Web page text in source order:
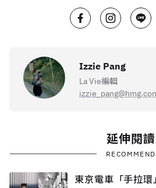
Izzie Pang
La Vie編輯
延伸閱讀
RECOMMEND
東京電車「手拉